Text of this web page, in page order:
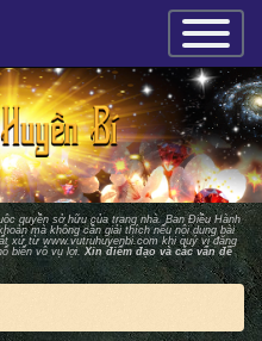
×
quyền sở hữu của trang nhà. Ban Ðiều Hành
mà không cần giải thích nếu nội dung bài
xứ từwww.vutruhuyenbi.comkhi quý vị đăng
biến vô vụ lợi. Xin điểm đạo và các vấn đề